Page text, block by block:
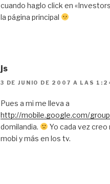
cuando haglo click en
la página principal
js
3 DE JUNIO DE 2007 A LAS
Pues a mi me lleva a
http://mobile.google.com/
domilandia.
Yo cada vez
mobi y más en los tv.